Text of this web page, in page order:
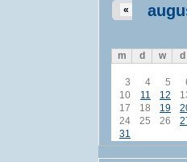
«
m d w d
3
4 5
10
11 12
17
18 19
24
25 26
31